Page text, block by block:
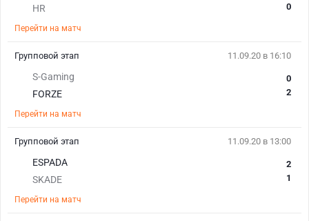
HR
0
Перейти на матч
11.09.20 в 16:10
S-Gaming
FORZE
0
2
Перейти на матч
Групповой этап
11.09.20 в 13:00
ESPADA
SKADE
2
1
Перейти на матч
Групповой этап